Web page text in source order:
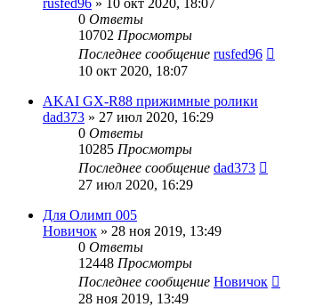
0 Ответы
10702 Просмотры
Последнее сообщение rusfed96
10 окт 2020, 18:07
AKAI GX-R88 прижимные ролики
dad373 » 27 июл 2020, 16:29
0 Ответы
10285 Просмотры
Последнее сообщение dad373
27 июл 2020, 16:29
Для Олимп 005
Новичок » 28 ноя 2019, 13:49
0 Ответы
12448 Просмотры
Последнее сообщение Новичок
28 ноя 2019, 13:49